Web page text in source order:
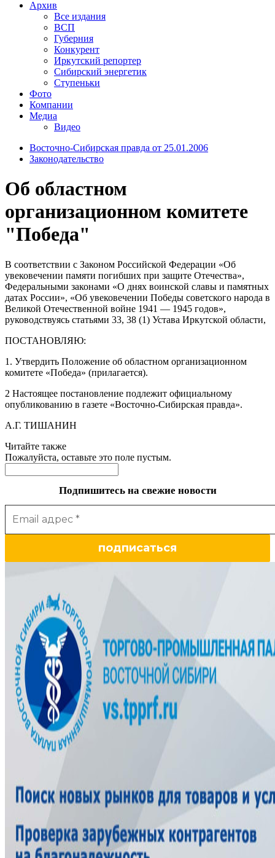
Архив
Все издания
ВСП
Губерния
Конкурент
Иркутский репортер
Сибирский энергетик
Ступеньки
Фото
Компании
Медиа
Видео
Восточно-Сибирская правда от 25.01.2006
Законодательство
Об областном
организационном комитете
"Победа"
В соответствии с Законом Российской Федерации «Об
увековечении памяти погибших при защите Отечества»,
Федеральными законами «О днях воинской славы и памятных
датах России», «Об увековечении Победы советского народа в
Великой Отечественной войне 1941 — 1945 годов»,
руководствуясь статьями 33, 38 (1) Устава Иркутской области,
ПОСТАНОВЛЯЮ:
1. Утвердить Положение об областном организационном
комитете «Победа» (прилагается).
2 Настоящее постановление подлежит официальному
опубликованию в газете «Восточно-Сибирская правда».
А.Г. ТИШАНИН
Читайте также
Пожалуйста, оставьте это поле пустым.
Подпишитесь на свежие новости